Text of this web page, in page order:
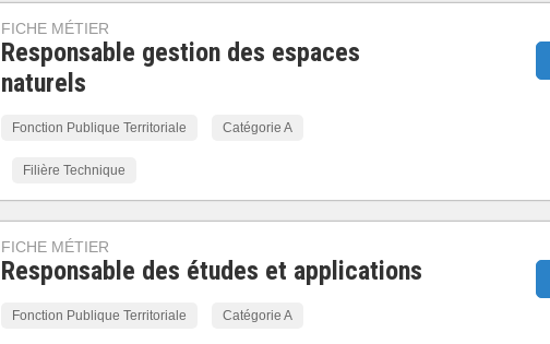
FICHE MÉTIER
Responsable gestion des espaces
naturels
Fonction Publique Territoriale Catégorie A
Filière Technique
FICHE MÉTIER
Responsable des études et applications
Fonction Publique Territoriale Catégorie A